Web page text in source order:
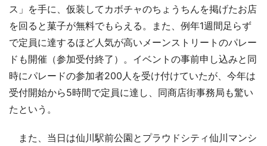
ス」を手に、仮装してカボチャのちょうちんを掲げたお店
を回ると菓子が無料でもらえる。また、例年1週間足らず
で定員に達するほど人気が高いメーンストリートのパレー
ドも開催（参加受付終了）。イベントの事前申し込みと同
時にパレードの参加者200人を受け付けていたが、今年は
受付開始から5時間で定員に達し、同商店街事務局も驚い
たという。
また、当日は仙川駅前公園とプラウドシティ仙川マンシ